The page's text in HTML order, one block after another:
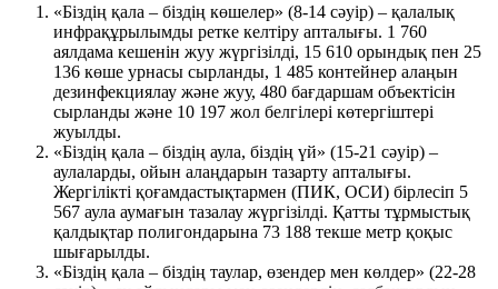
«Біздің қала – біздің көшелер» (8-14 сәуір) – қалалық
инфрақұрылымды ретке келтіру апталығы. 1 760
аялдама кешенін жуу жүргізілді, 15 610 орындық пен 25
136 көше урнасы сырланды, 1 485 контейнер алаңын
дезинфекциялау және жуу, 480 бағдаршам объектісін
сырланды және 10 197 жол белгілері көтергіштері
жуылды.
«Біздің қала – біздің аула, біздің үй» (15-21 сәуір) –
аулаларды, ойын алаңдарын тазарту апталығы.
Жергілікті қоғамдастықтармен (ПИК, ОСИ) бірлесіп 5
567 аула аумағын тазалау жүргізілді. Қатты тұрмыстық
қалдықтар полигондарына 73 188 текше метр қоқыс
шығарылды.
«Біздің қала – біздің таулар, өзендер мен көлдер» (22-28